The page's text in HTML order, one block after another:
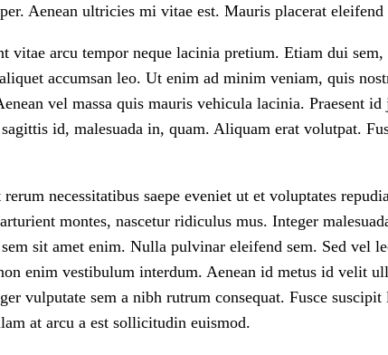
Aenean ultricies mi vitae est. Mauris placerat eleifend
vitae arcu tempor neque lacinia pretium. Etiam dui
accumsan leo. Ut enim ad minim veniam, quis
vel massa quis mauris vehicula lacinia. Praesent
id, malesuada in, quam. Aliquam erat volutpat.
necessitatibus saepe eveniet ut et voluptates
montes, nascetur ridiculus mus. Integer
sit amet enim. Nulla pulvinar eleifend sem. Sed vel
enim vestibulum interdum. Aenean id metus id velit
vulputate sem a nibh rutrum consequat. Fusce
at arcu a est sollicitudin euismod.